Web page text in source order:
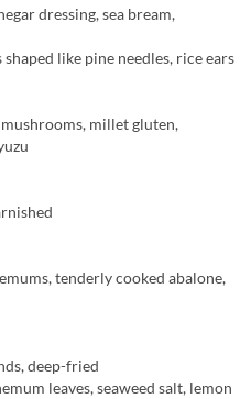
dressing, sea bream,
like pine needles, rice ears
millet gluten,
tenderly cooked abalone,
deep-fried
leaves, seaweed salt, lemon